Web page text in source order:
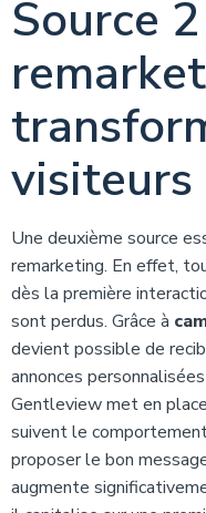
Source
visiteurs
Une deuxième source
remarketing. En effet,
dès la première
sont perdus. Grâce à
devient possible de
annonces
Gentleview met en
suivent le
proposer le bon
augmente